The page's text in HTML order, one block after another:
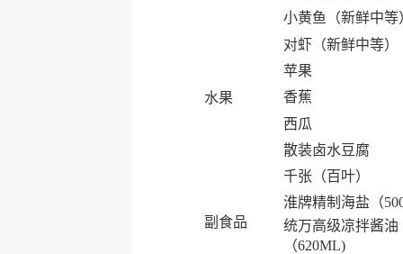
小黄鱼（新鲜中等
对虾（新鲜中等）
水果
苹果
香蕉
西瓜
副食品
散装卤水豆腐
千张（百叶）
淮牌精制海盐（
统万高级凉拌酱油
（620ML)